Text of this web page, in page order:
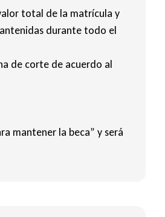
total de la matrícula y
durante todo el
de corte de acuerdo al
mantener la beca” y será